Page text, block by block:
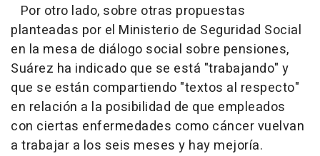
Por otro lado, sobre otras propuestas
planteadas por el Ministerio de Seguridad Social
en la mesa de diálogo social sobre pensiones,
Suárez ha indicado que se está "trabajando" y
que se están compartiendo "textos al respecto"
en relación a la posibilidad de que empleados
con ciertas enfermedades como cáncer vuelvan
a trabajar a los seis meses y hay mejoría.